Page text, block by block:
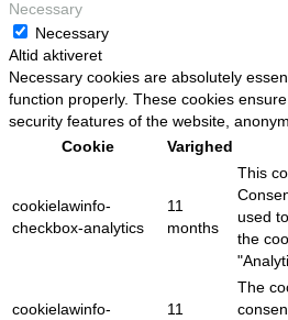
Necessary
Necessary
Altid aktiveret
Necessary cookies are absolutely
function properly. These cookies
security features of the website,
Cookie
Varighed
cookielawinfo-
checkbox-analytics
11
months
This
used
the
cookielawinfo-
11
The